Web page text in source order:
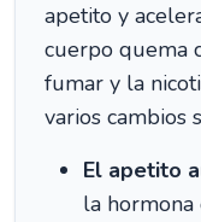
apetito y
cuerpo quema
fumar y la
varios cambios
El apetito
la